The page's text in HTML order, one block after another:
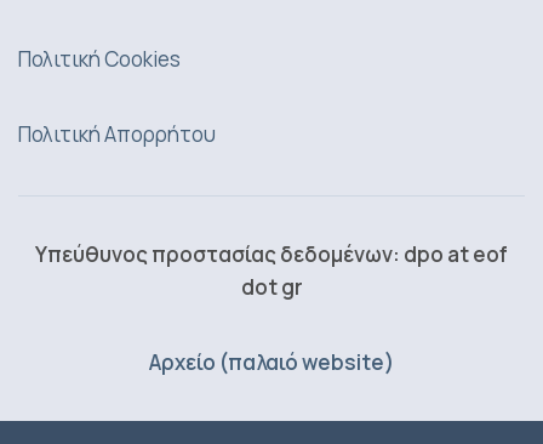
Πολιτική Cookies
Πολιτική Απορρήτου
Υπεύθυνος προστασίας δεδομένων: dpo at eof
dot gr
Αρχείο (παλαιό website)